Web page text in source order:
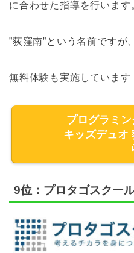
に合わせた指導を行います
”荻窪南”という名前ですが
無料体験も実施しています
プログラミ
キッズデュオ
9位：プロタゴスクー